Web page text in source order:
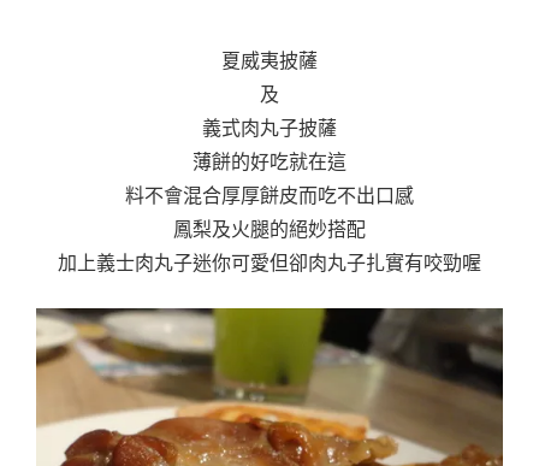
夏威夷披薩
及
義式肉丸子披薩
薄餅的好吃就在這
料不會混合厚厚餅皮而吃不出口感
鳳梨及火腿的絕妙搭配
加上義士肉丸子迷你可愛但卻肉丸子扎實有咬勁喔